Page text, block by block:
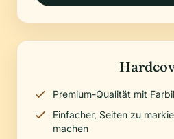
Premium-Qualität mit
Einfacher, Seiten zu
machen